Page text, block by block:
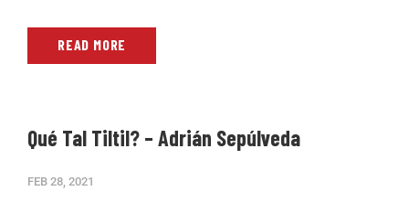
READ MORE
Qué Tal Tiltil? – Adrián Sepúlveda
FEB 28, 2021